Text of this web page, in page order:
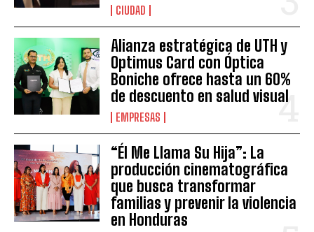
CIUDAD
Alianza estratégica de UTH y
Optimus Card con Óptica
Boniche ofrece hasta un 60%
de descuento en salud visual
EMPRESAS
“Él Me Llama Su Hija”: La
producción cinematográfica
que busca transformar
familias y prevenir la violencia
en Honduras